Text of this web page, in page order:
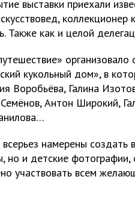
выставки приехали
Также как и целой
кукольный дом», в
Воробьёва, Галина
Антон Широкий,
намерены создать
но и детские фотографии,
участвовать всем